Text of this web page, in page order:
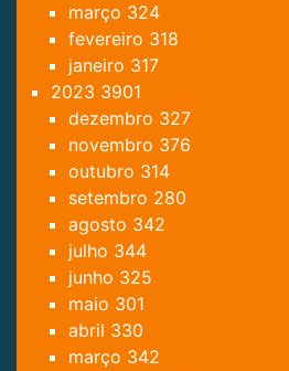
março 324
fevereiro 318
janeiro 317
2023 3901
dezembro 327
novembro 376
outubro 314
setembro 280
agosto 342
julho 344
junho 325
maio 301
abril 330
março 342